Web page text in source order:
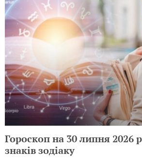
Гороскоп на 30 липня 2026
знаків зодіаку